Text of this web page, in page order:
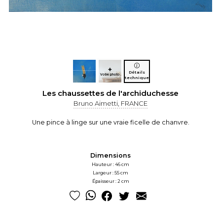
+
Votre photo
Détails
technique
Les chaussettes de l'archiduchesse
Bruno Aimetti, FRANCE
Une pince à linge sur une vraie ficelle de chanvre.
Dimensions
Hauteur : 46 cm
Largeur : 55 cm
Épaisseur : 2 cm